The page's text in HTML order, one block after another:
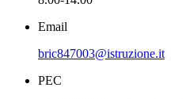
Email
bric847003@istruzione.it
PEC